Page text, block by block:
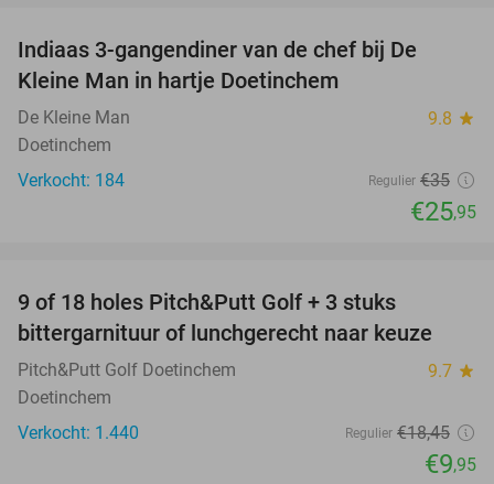
Indiaas 3-gangendiner van de chef bij De
Kleine Man in hartje Doetinchem
De Kleine Man 9.8 star
Doetinchem
Verkocht: 184
Regulier €35
€25,95
9 of 18 holes Pitch&Putt Golf + 3 stuks
bittergarnituur of lunchgerecht naar keuze
Pitch&Putt Golf Doetinchem 9.7 star
Doetinchem
Verkocht: 1.440
Regulier €18,45
€9,95